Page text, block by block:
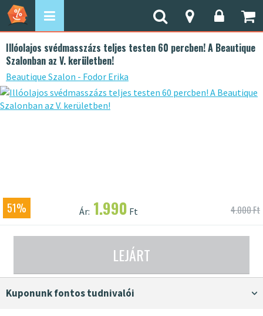
Illóolajos svédmasszázs teljes testen 60 percben! A Beautique
Szalonban az V. kerületben!
Beautique Szalon - Fodor Erika
51% Ár: 1.990 Ft 4.000 Ft
LEJÁRT
Kuponunk fontos tudnivalói